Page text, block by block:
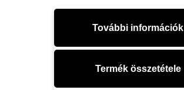
További információk
Termék összetétele